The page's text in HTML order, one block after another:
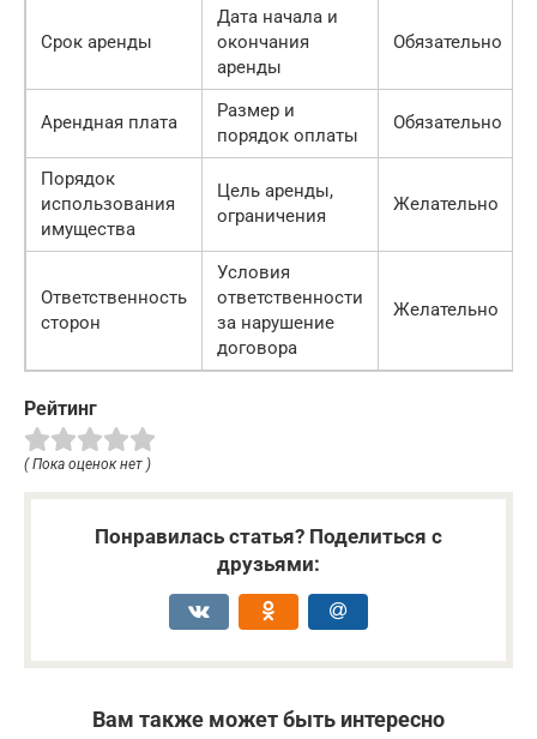
Срок аренды
Дата начала и
окончания
аренды
Обязательно
Арендная плата
Размер и
порядок оплаты
Обязательно
Порядок
использования
имущества
Цель аренды,
ограничения
Желательно
Ответственность
сторон
Условия
ответственности
за нарушение
договора
Желательно
Рейтинг
( Пока оценок нет )
Понравилась статья? Поделиться с
друзьями:
Вам также может быть интересно